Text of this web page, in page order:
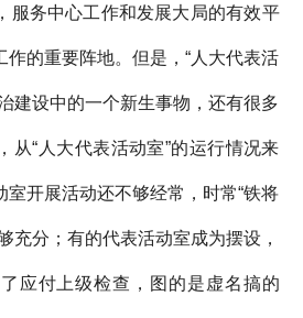
服务中心工作和发展大局的有效平
作的重要阵地。但是，“人大代表活
建设中的一个新生事物，还有很多
从“人大代表活动室”的运行情况来
室开展活动还不够经常，时常“铁将
充分；有的代表活动室成为摆设，
应付上级检查，图的是虚名搞的